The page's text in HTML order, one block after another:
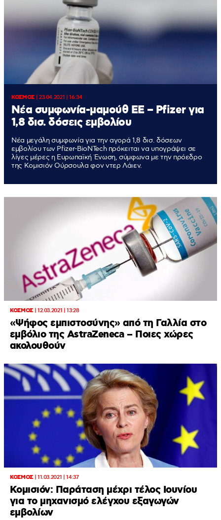
ΚΟΣΜΟΣ| 23.04.2021 | 16:34
Νέα συμφωνία-μαμούθ ΕΕ – Pfizer για
1,8 δισ. δόσεις εμβολίου
Νέα μεγάλη συμφωνία για την αγορά 1,8 δισ. δόσεων
εμβολίου των Pfizer-BioNTech πρόκειται να υπογράψει σε
λίγες μέρες η Ευρωπαϊκή Ένωση, σύμφωνα με την πρόεδρο
της Κομισιόν Ούρσουλα φον ντερ Λάιεν.
ΚΟΣΜΟΣ| 12.03.2021 | 13:28
«Ψήφος εμπιστοσύνης» από τη Γαλλία στο
εμβόλιο της AstraZeneca – Ποιες χώρες
ακολουθούν
ΚΟΣΜΟΣ| 11.03.2021 | 14:37
Κομισιόν: Παράταση μέχρι τέλος Ιουνίου
για το μηχανισμό ελέγχου εξαγωγών
εμβολίων